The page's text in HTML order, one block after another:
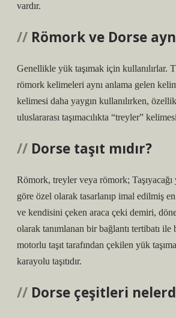
vardır.
Römork ve Dorse
Genellikle yük taşımak için kullanılırlar.
römork kelimeleri aynı anlama gelen
kelimesi daha yaygın kullanılırken,
uluslararası taşımacılıkta “treyler”
Dorse taşıt mıdır?
Römork, treyler veya römork;
göre özel olarak tasarlanıp imal edilmiş
ve kendisini çeken araca çeki demiri,
olarak tanımlanan bir bağlantı tertibatı ile
motorlu taşıt tarafından çekilen yük
karayolu taşıtıdır.
Dorse çeşitleri